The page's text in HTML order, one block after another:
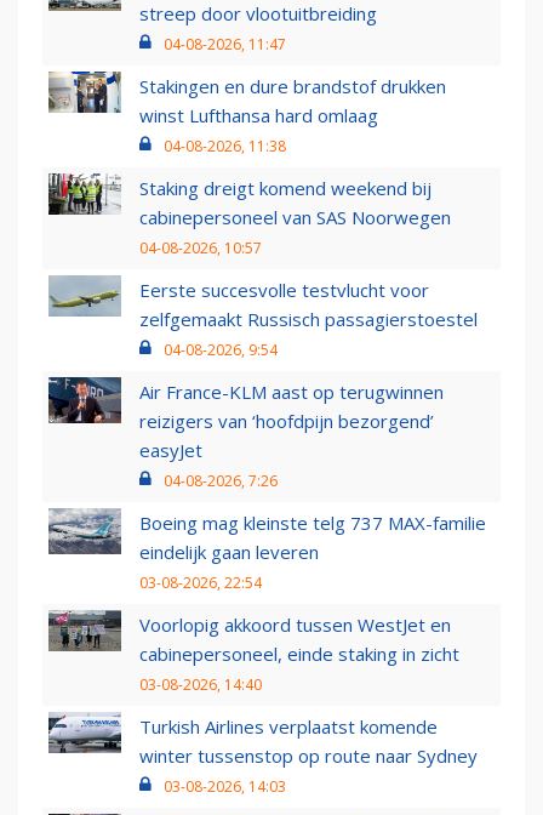
streep door vlootuitbreiding
04-08-2026, 11:47
Stakingen en dure brandstof drukken
winst Lufthansa hard omlaag
04-08-2026, 11:38
Staking dreigt komend weekend bij
cabinepersoneel van SAS Noorwegen
04-08-2026, 10:57
Eerste succesvolle testvlucht voor
zelfgemaakt Russisch passagierstoestel
04-08-2026, 9:54
Air France-KLM aast op terugwinnen
reizigers van ‘hoofdpijn bezorgend’
easyJet
04-08-2026, 7:26
Boeing mag kleinste telg 737 MAX-familie
eindelijk gaan leveren
03-08-2026, 22:54
Voorlopig akkoord tussen WestJet en
cabinepersoneel, einde staking in zicht
03-08-2026, 14:40
Turkish Airlines verplaatst komende
winter tussenstop op route naar Sydney
03-08-2026, 14:03